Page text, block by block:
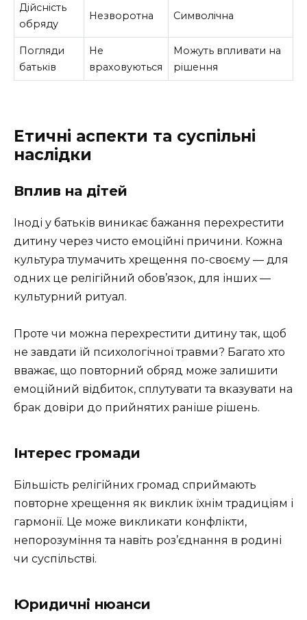
Дійсність
обряду
Незворотна Символічна
Погляди
батьків
Не
враховуються
Можуть впливати на
рішення
Етичні аспекти та суспільні
наслідки
Вплив на дітей
Іноді у батьків виникає бажання перехрестити
дитину через чисто емоційні причини. Кожна
культура тлумачить хрещення по-своєму — для
одних це релігійний обов’язок, для інших —
культурний ритуал.
Проте чи можна перехрестити дитину так, щоб
не завдати їй психологічної травми? Багато хто
вважає, що повторний обряд може залишити
емоційний відбиток, сплутувати та вказувати на
брак довіри до прийнятих раніше рішень.
Інтерес громади
Більшість релігійних громад сприймають
повторне хрещення як виклик їхнім традиціям і
гармонії. Це може викликати конфлікти,
непорозуміння та навіть роз’єднання в родині
чи суспільстві.
Юридичні нюанси